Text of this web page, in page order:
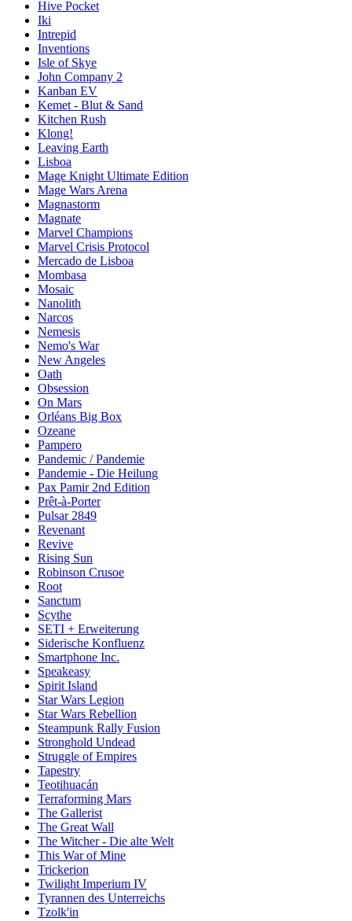
Hive Pocket
Iki
Intrepid
Inventions
Isle of Skye
John Company 2
Kanban EV
Kemet - Blut & Sand
Kitchen Rush
Klong!
Leaving Earth
Lisboa
Mage Knight Ultimate Edition
Mage Wars Arena
Magnastorm
Magnate
Marvel Champions
Marvel Crisis Protocol
Mercado de Lisboa
Mombasa
Mosaic
Nanolith
Narcos
Nemesis
Nemo's War
New Angeles
Oath
Obsession
On Mars
Orléans Big Box
Ozeane
Pampero
Pandemic / Pandemie
Pandemie - Die Heilung
Pax Pamir 2nd Edition
Prêt-à-Porter
Pulsar 2849
Revenant
Revive
Rising Sun
Robinson Crusoe
Root
Sanctum
Scythe
SETI + Erweiterung
Siderische Konfluenz
Smartphone Inc.
Speakeasy
Spirit Island
Star Wars Legion
Star Wars Rebellion
Steampunk Rally Fusion
Stronghold Undead
Struggle of Empires
Tapestry
Teotihuacán
Terraforming Mars
The Gallerist
The Great Wall
The Witcher - Die alte Welt
This War of Mine
Trickerion
Twilight Imperium IV
Tyrannen des Unterreichs
Tzolk'in